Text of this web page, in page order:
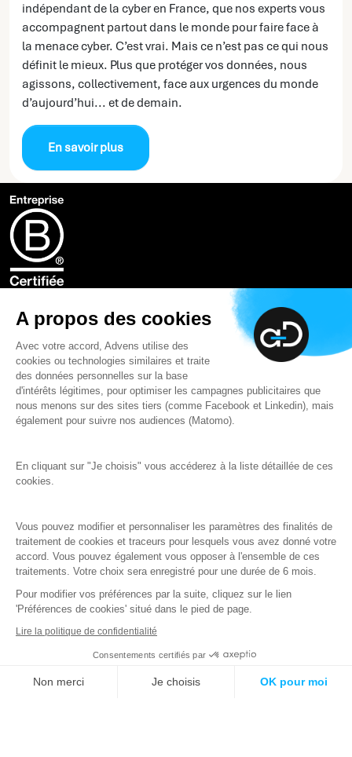
A propos des cookies
Avec votre accord, Advens utilise des
cookies ou technologies similaires et traite
des données personnelles sur la base
d'intérêts légitimes, pour optimiser les campagnes publicitaires que
nous menons sur des sites tiers (comme Facebook et Linkedin), mais
également pour suivre nos audiences (Matomo).
En cliquant sur "Je choisis" vous accéderez à la liste détaillée de ces
cookies.
Vous pouvez modifier et personnaliser les paramètres des finalités de
traitement de cookies et traceurs pour lesquels vous avez donné votre
accord. Vous pouvez également vous opposer à l'ensemble de ces
traitements. Votre choix sera enregistré pour une durée de 6 mois.
Pour modifier vos préférences par la suite, cliquez sur le lien
'Préférences de cookies' situé dans le pied de page.
Lire la politique de confidentialité
Consentements certifiés par
Non merci Je choisis OK pour moi
indépendant de la cyber en France, que nos experts vous
accompagnent partout dans le monde pour faire face à
la menace cyber. C’est vrai. Mais ce n’est pas ce qui nous
définit le mieux. Plus que protéger vos données, nous
agissons, collectivement, face aux urgences du monde
d’aujourd’hui... et de demain.
En savoir plus
Expertise
Notre raison d’être
Recrutement
À propos d’Advens
Nous contacter
Travailler dans la cybersécurité
Newsletter
en savoir plus sur la gestion de vos données personnelles et pour exercer vos